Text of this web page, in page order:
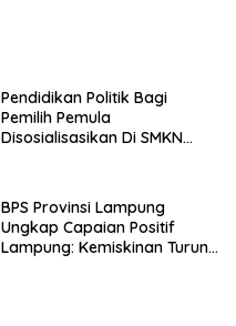
Pendidikan Politik Bagi
Pemilih Pemula
Disosialisasikan Di SMKN
BPS Provinsi Lampung
Ungkap Capaian Positif
Lampung: Kemiskinan Turun,